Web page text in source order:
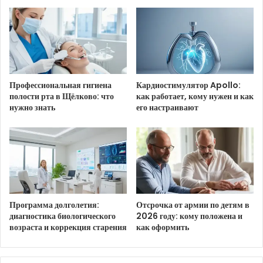
был женат на Спирс с 2004 по
2007 год.
Профессиональная гигиена
полости рта в Щёлково: что
нужно знать
Кардиостимулятор Apollo:
как работает, кому нужен и как
его настраивают
Программа долголетия:
диагностика биологического
возраста и коррекция старения
Отсрочка от армии по детям в
2026 году: кому положена и
как оформить